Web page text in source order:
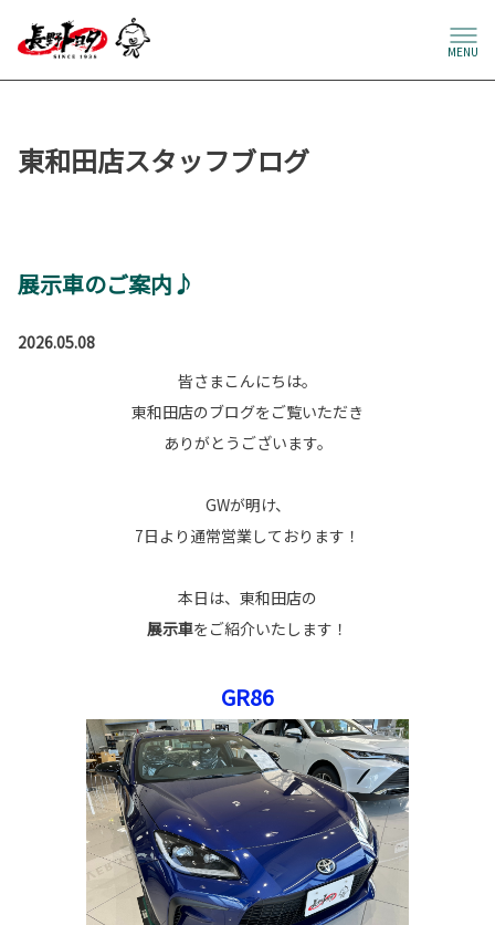
MENU
東和田店スタッフブログ
展示車のご案内♪
2026.05.08
皆さまこんにちは。
東和田店のブログをご覧いただき
ありがとうございます。
GWが明け、
7日より通常営業しております！
本日は、東和田店の
展示車をご紹介いたします！
GR86